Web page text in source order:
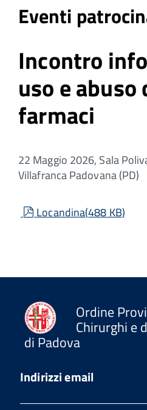
Eventi
Incontro
uso e abuso
farmaci
22 Maggio 2026, Sala
Villafranca Padovana (PD)
pdf
Locandina(488 KB)
Ordine
Chirurghi e
di Padova
Indirizzi email